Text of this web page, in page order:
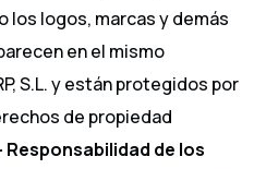
los logos, marcas y demás
en el mismo
S.L. y están protegidos por
de propiedad
Responsabilidad de los